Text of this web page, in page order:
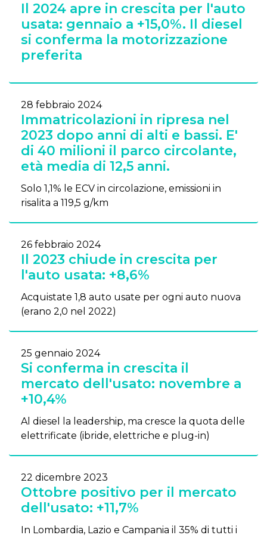
Il 2024 apre in crescita per l'auto
usata: gennaio a +15,0%. Il diesel
si conferma la motorizzazione
preferita
28 febbraio 2024
Immatricolazioni in ripresa nel
2023 dopo anni di alti e bassi. E'
di 40 milioni il parco circolante,
età media di 12,5 anni.
Solo 1,1% le ECV in circolazione, emissioni in
risalita a 119,5 g/km
26 febbraio 2024
Il 2023 chiude in crescita per
l'auto usata: +8,6%
Acquistate 1,8 auto usate per ogni auto nuova
(erano 2,0 nel 2022)
25 gennaio 2024
Si conferma in crescita il
mercato dell'usato: novembre a
+10,4%
Al diesel la leadership, ma cresce la quota delle
elettrificate (ibride, elettriche e plug-in)
22 dicembre 2023
Ottobre positivo per il mercato
dell'usato: +11,7%
In Lombardia, Lazio e Campania il 35% di tutti i